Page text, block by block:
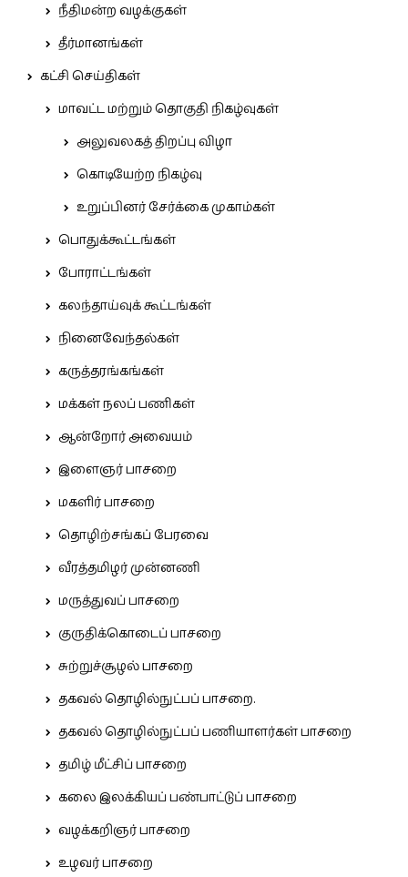
நீதிமன்ற வழக்குகள்
தீர்மானங்கள்
கட்சி செய்திகள்
மாவட்ட மற்றும் தொகுதி நிகழ்வுகள்
அலுவலகத் திறப்பு விழா
கொடியேற்ற நிகழ்வு
உறுப்பினர் சேர்க்கை முகாம்கள்
பொதுக்கூட்டங்கள்
போராட்டங்கள்
கலந்தாய்வுக் கூட்டங்கள்
நினைவேந்தல்கள்
கருத்தரங்கங்கள்
மக்கள் நலப் பணிகள்
ஆன்றோர் அவையம்
இளைஞர் பாசறை
மகளிர் பாசறை
தொழிற்சங்கப் பேரவை
வீரத்தமிழர் முன்னணி
மருத்துவப் பாசறை
குருதிக்கொடைப் பாசறை
சுற்றுச்சூழல் பாசறை
தகவல் தொழில்நுட்பப் பாசறை.
தகவல் தொழில்நுட்பப் பணியாளர்கள் பாசறை
தமிழ் மீட்சிப் பாசறை
கலை இலக்கியப் பண்பாட்டுப் பாசறை
வழக்கறிஞர் பாசறை
உழவர் பாசறை